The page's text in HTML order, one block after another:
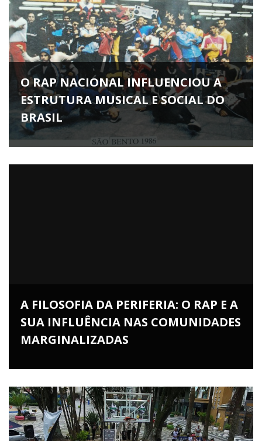
O RAP NACIONAL INFLUENCIOU A
ESTRUTURA MUSICAL E SOCIAL DO
BRASIL
A FILOSOFIA DA PERIFERIA: O RAP E A
SUA INFLUÊNCIA NAS COMUNIDADES
MARGINALIZADAS